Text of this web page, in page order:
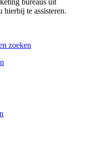
bureaus uit
te assisteren.
zoeken